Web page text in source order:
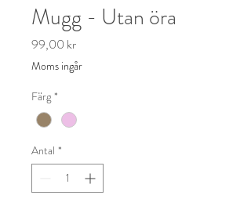
Mugg - Utan öra
99,00 krPris
Moms ingår
Färg *
Antal *